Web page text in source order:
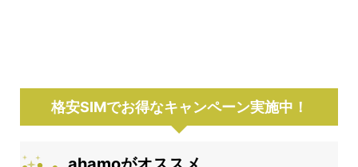
格安SIMでお得なキャンペーン実施中！